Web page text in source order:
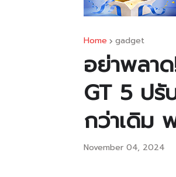
Home gadget
อย่าพลา
GT 5 ปรั
กว่าเดิม
November 04, 2024